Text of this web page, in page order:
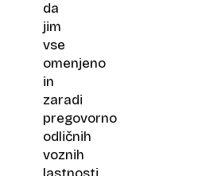
da
jim
vse
omenjeno
in
zaradi
pregovorno
odličnih
voznih